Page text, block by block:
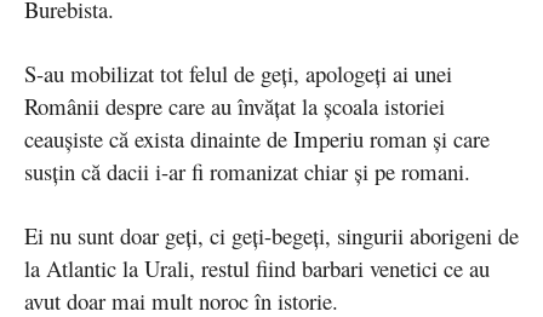
Burebista.
S-au mobilizat tot felul de geți, apologeți ai unei
Românii despre care au învățat la școala istoriei
ceaușiste că exista dinainte de Imperiu roman și care
susțin că dacii i-ar fi romanizat chiar și pe romani.
Ei nu sunt doar geți, ci geți-begeți, singurii aborigeni de
la Atlantic la Urali, restul fiind barbari venetici ce au
avut doar mai mult noroc în istorie.